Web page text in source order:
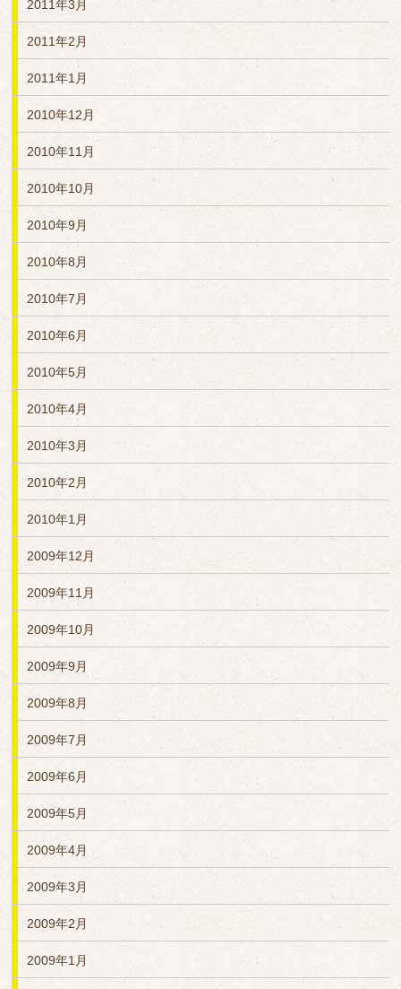
2011年3月
2011年2月
2011年1月
2010年12月
2010年11月
2010年10月
2010年9月
2010年8月
2010年7月
2010年6月
2010年5月
2010年4月
2010年3月
2010年2月
2010年1月
2009年12月
2009年11月
2009年10月
2009年9月
2009年8月
2009年7月
2009年6月
2009年5月
2009年4月
2009年3月
2009年2月
2009年1月